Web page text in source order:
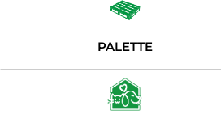
PALETTE